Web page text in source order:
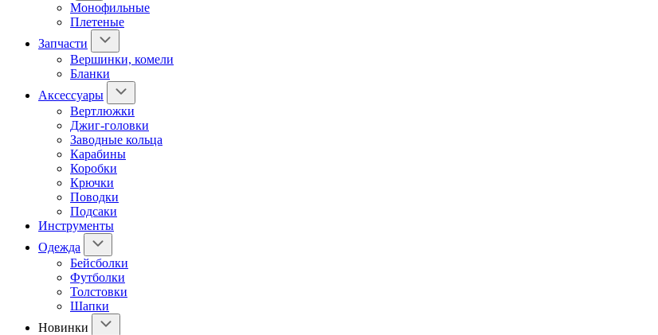
Монофильные
Плетеные
Запчасти
Вершинки, комели
Бланки
Аксессуары
Вертлюжки
Джиг-головки
Заводные кольца
Карабины
Коробки
Крючки
Поводки
Подсаки
Инструменты
Одежда
Бейсболки
Футболки
Толстовки
Шапки
Новинки